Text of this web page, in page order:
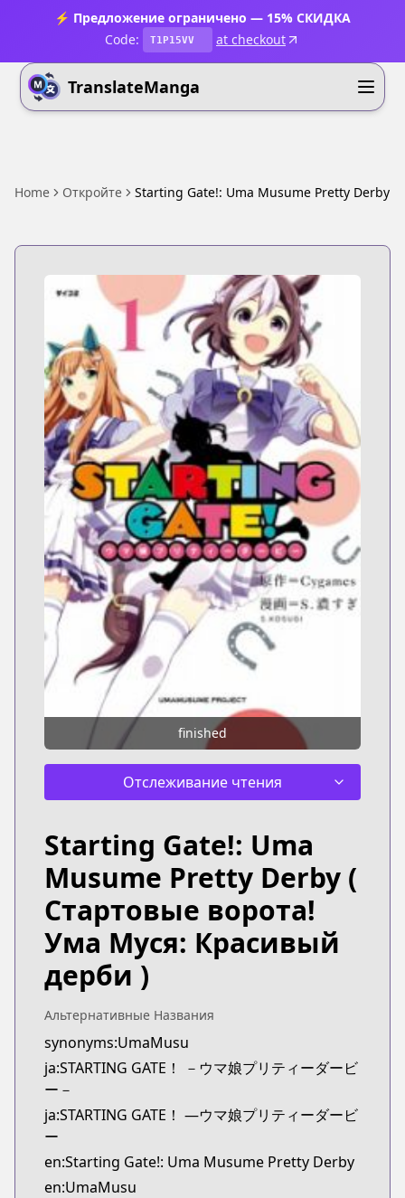
⚡ Предложение ограничено — 15% СКИДКА
Code:
T1P15VV at checkout
TranslateManga
Home Откройте Starting Gate!: Uma Musume Pretty Derby
finished
Отслеживание чтения
Starting Gate!: Uma
Musume Pretty Derby (
Стартовые ворота!
Ума Муся: Красивый
дерби )
Альтернативные Названия
synonyms:UmaMusu
ja:STARTING GATE！ －ウマ娘プリティーダービ
ー－
ja:STARTING GATE！ ―ウマ娘プリティーダービ
ー
en:Starting Gate!: Uma Musume Pretty Derby
en:UmaMusu